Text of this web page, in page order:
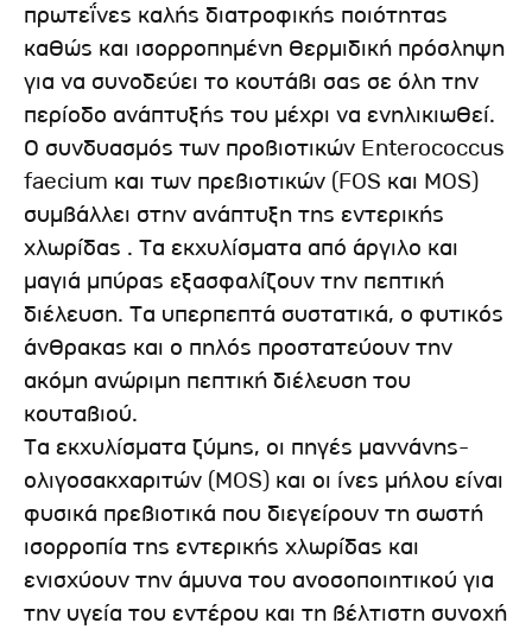
πρωτεΐνες καλής διατροφικής ποιότητας
καθώς και ισορροπημένη θερμιδική πρόσληψη
για να συνοδεύει το κουτάβι σας σε όλη την
περίοδο ανάπτυξής του μέχρι να ενηλικιωθεί.
Ο συνδυασμός των προβιοτικών Enterococcus
faecium και των πρεβιοτικών (FOS και MOS)
συμβάλλει στην ανάπτυξη της εντερικής
χλωρίδας . Τα εκχυλίσματα από άργιλο και
μαγιά μπύρας εξασφαλίζουν την πεπτική
διέλευση. Τα υπερπεπτά συστατικά, ο φυτικός
άνθρακας και ο πηλός προστατεύουν την
ακόμη ανώριμη πεπτική διέλευση του
κουταβιού.
Τα εκχυλίσματα ζύμης, οι πηγές μαννάνης-
ολιγοσακχαριτών (MOS) και οι ίνες μήλου είναι
φυσικά πρεβιοτικά που διεγείρουν τη σωστή
ισορροπία της εντερικής χλωρίδας και
ενισχύουν την άμυνα του ανοσοποιητικού για
την υγεία του εντέρου και τη βέλτιστη συνοχή